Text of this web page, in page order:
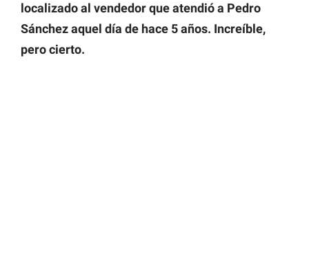
localizado al vendedor que atendió a Pedro
Sánchez aquel día de hace 5 años. Increíble,
pero cierto.